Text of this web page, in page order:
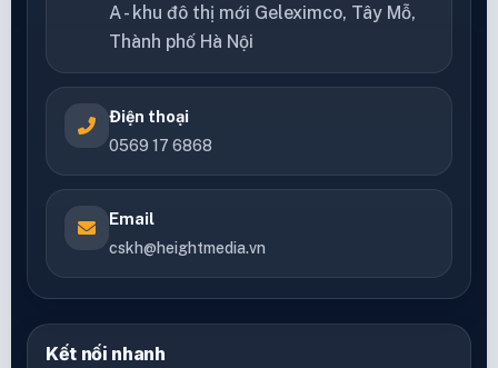
A - khu đô thị mới Geleximco, Tây Mỗ,
Thành phố Hà Nội
Điện thoại
0569 17 6868
Email
cskh@heightmedia.vn
Kết nối nhanh